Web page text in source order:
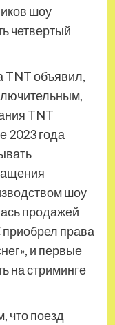
шоу
четвертый
TNT объявил,
TNT
2023 года
шоу
продажей
права
и первые
на стриминге
что поезд